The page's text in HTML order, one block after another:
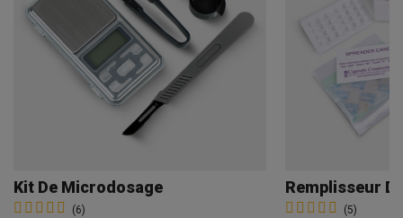
Kit De Microdosage
(6)
Remplisseur
(5)